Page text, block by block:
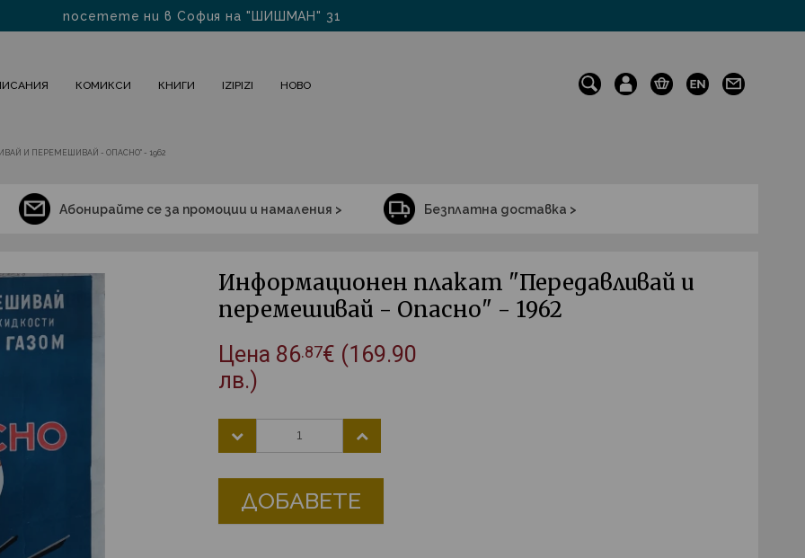
посетете ни в София на "ШИШМАН" 31
КОМИКСИ КНИГИ IZIPIZI НОВО
И ПЕРЕМЕШИВАЙ - ОПАСНО" - 1962
Абонирайте се за промоции и намаления > Безплатна доставка >
Информационен плакат "Передавливай и
перемешивай - Опасно" - 1962
Цена 86.87€ (169.90
лв.)
ДОБАВЕТЕ